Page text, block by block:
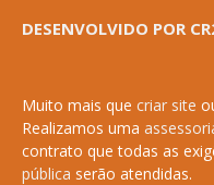
DESENVOLVIDO POR
Muito mais que criar site
Realizamos uma
contrato que todas as
pública serão atendidas.